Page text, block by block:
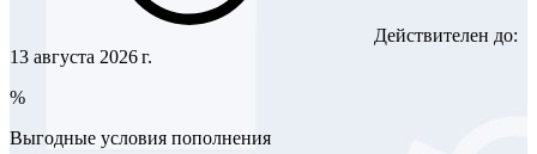
Действителен до:
13 августа 2026 г.
%
Выгодные условия пополнения